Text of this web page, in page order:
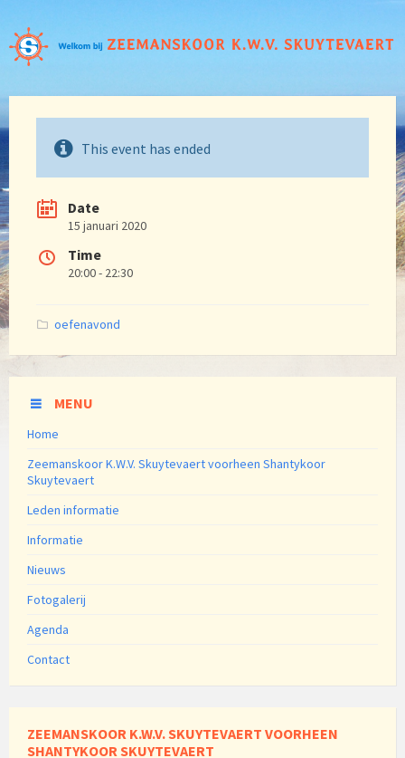
This event has ended
Date
15 januari 2020
Time
20:00 - 22:30
Categories:
oefenavond
MENU
Home
Zeemanskoor K.W.V. Skuytevaert voorheen Shantykoor
Skuytevaert
Leden informatie
Informatie
Nieuws
Fotogalerij
Agenda
Contact
ZEEMANSKOOR K.W.V. SKUYTEVAERT VOORHEEN
SHANTYKOOR SKUYTEVAERT